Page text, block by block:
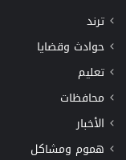
ترند
حوادث وقضايا
تعليم
محافظات
الأخبار
هموم ومشاكل